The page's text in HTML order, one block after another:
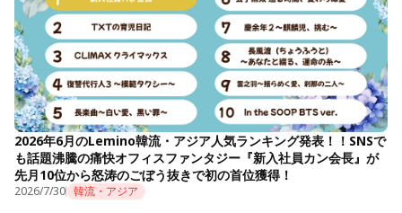
2026年6月のLemino韓流・アジア人気ランキング発表！！SNSで
も話題沸騰の痛快オフィスファンタジー『新入社員カン会長』が
先月10位から怒涛のごぼう抜きで初の首位獲得！
2026/7/30 韓流・アジア